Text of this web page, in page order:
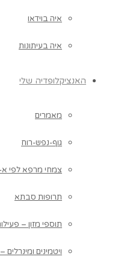
איה בוידאו
איה בעיתונות
האנציקלופדיה שלי
מאמרים
גוף-נפש-רוח
צמחי מרפא לפי
תרופות סבתא
תוספי מזון –
ויטמינים ומינרלים